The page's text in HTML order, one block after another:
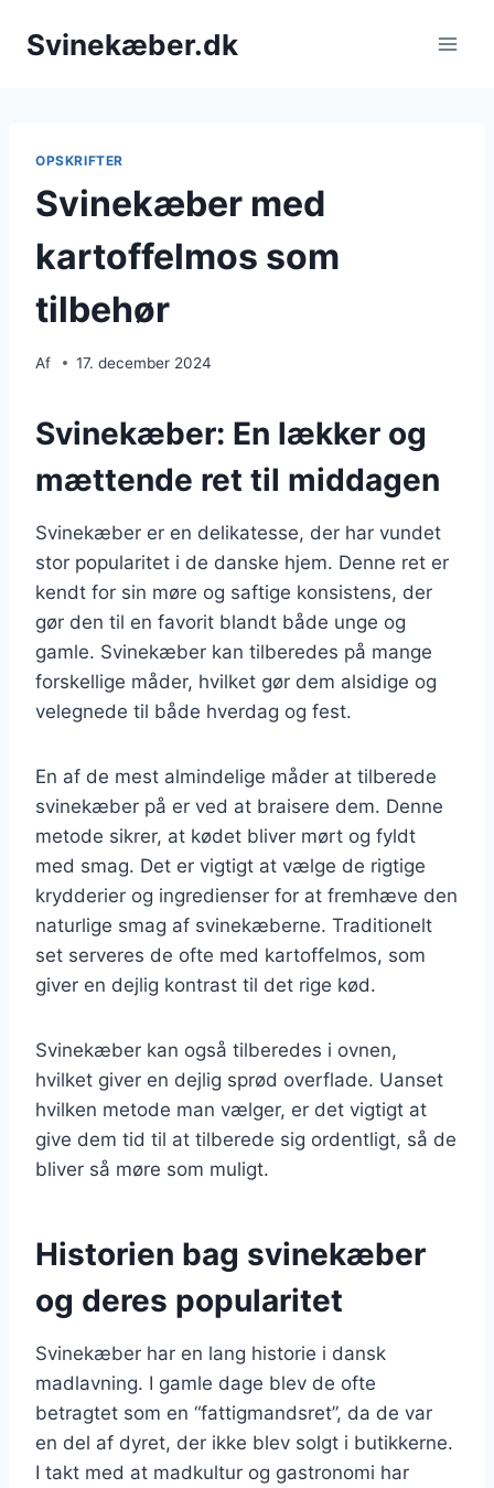
Svinekæber.dk
OPSKRIFTER
Svinekæber med
kartoffelmos som
tilbehør
Af 17. december 2024
Svinekæber: En lækker og
mættende ret til middagen
Svinekæber er en delikatesse, der har vundet
stor popularitet i de danske hjem. Denne ret er
kendt for sin møre og saftige konsistens, der
gør den til en favorit blandt både unge og
gamle. Svinekæber kan tilberedes på mange
forskellige måder, hvilket gør dem alsidige og
velegnede til både hverdag og fest.
En af de mest almindelige måder at tilberede
svinekæber på er ved at braisere dem. Denne
metode sikrer, at kødet bliver mørt og fyldt
med smag. Det er vigtigt at vælge de rigtige
krydderier og ingredienser for at fremhæve den
naturlige smag af svinekæberne. Traditionelt
set serveres de ofte med kartoffelmos, som
giver en dejlig kontrast til det rige kød.
Svinekæber kan også tilberedes i ovnen,
hvilket giver en dejlig sprød overflade. Uanset
hvilken metode man vælger, er det vigtigt at
give dem tid til at tilberede sig ordentligt, så de
bliver så møre som muligt.
Historien bag svinekæber
og deres popularitet
Svinekæber har en lang historie i dansk
madlavning. I gamle dage blev de ofte
betragtet som en “fattigmandsret”, da de var
en del af dyret, der ikke blev solgt i butikkerne.
I takt med at madkultur og gastronomi har